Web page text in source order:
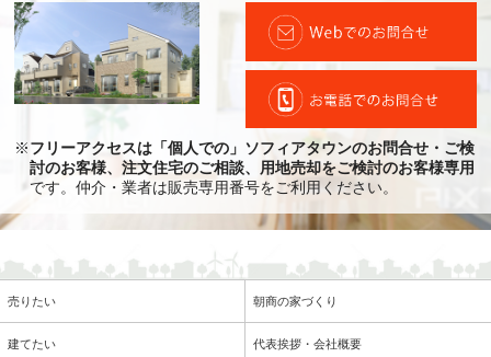
※フリーアクセスは「個人での」ソフィアタウンのお問合せ・ご検
討のお客様、注文住宅のご相談、用地売却をご検討のお客様専用
です。仲介・業者は販売専用番号をご利用ください。
売りたい 朝商の家づくり
建てたい 代表挨拶・会社概要